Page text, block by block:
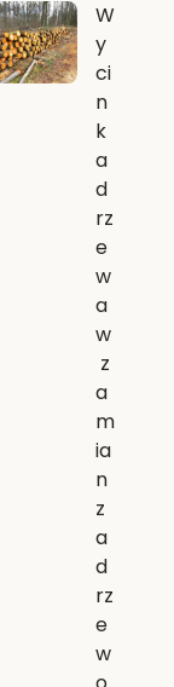
W
y
ci
n
k
a
d
rz
e
w
a
w
z
a
m
ia
n
z
a
d
rz
e
w